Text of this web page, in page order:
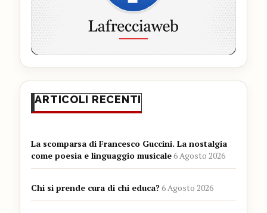
ARTICOLI RECENTI
La scomparsa di Francesco Guccini. La nostalgia
come poesia e linguaggio musicale6 Agosto 2026
Chi si prende cura di chi educa?6 Agosto 2026